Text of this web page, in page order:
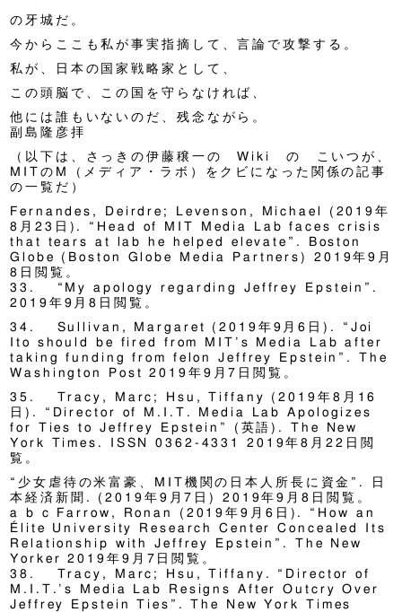
の牙城だ。
今からここも私が事実指摘して、言論で攻撃する。
私が、日本の国家戦略家として、
この頭脳で、この国を守らなければ、
他には誰もいないのだ、残念ながら。
副島隆彦拝
（以下は、さっきの伊藤穣一の Wiki の こいつが、
MITのM（メディア・ラボ）をクビになった関係の記事
の一覧だ）
Fernandes, Deirdre; Levenson, Michael (2019年
8月23日). “Head of MIT Media Lab faces crisis
that tears at lab he helped elevate”. Boston
Globe (Boston Globe Media Partners) 2019年9月
8日閲覧。
33. “My apology regarding Jeffrey Epstein”.
2019年9月8日閲覧。
34. Sullivan, Margaret (2019年9月6日). “Joi
Ito should be fired from MIT’s Media Lab after
taking funding from felon Jeffrey Epstein”. The
Washington Post 2019年9月7日閲覧。
35. Tracy, Marc; Hsu, Tiffany (2019年8月16
日). “Director of M.I.T. Media Lab Apologizes
for Ties to Jeffrey Epstein” (英語). The New
York Times. ISSN 0362-4331 2019年8月22日閲
覧。
“少女虐待の米富豪、MIT機関の日本人所長に資金”. 日
本経済新聞. (2019年9月7日) 2019年9月8日閲覧。
a b c Farrow, Ronan (2019年9月6日). “How an
Élite University Research Center Concealed Its
Relationship with Jeffrey Epstein”. The New
Yorker 2019年9月7日閲覧。
38. Tracy, Marc; Hsu, Tiffany. “Director of
M.I.T.’s Media Lab Resigns After Outcry Over
Jeffrey Epstein Ties”. The New York Times